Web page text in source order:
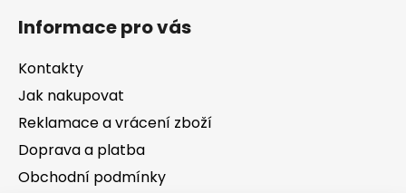
Informace pro vás
Kontakty
Jak nakupovat
Reklamace a vrácení zboží
Doprava a platba
Obchodní podmínky